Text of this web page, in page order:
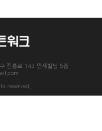
진흥로 143 연세빌딩 5층
reserved.